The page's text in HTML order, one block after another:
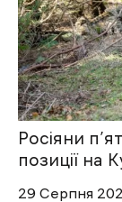
Росіяни
позиції на
29 Cерпня